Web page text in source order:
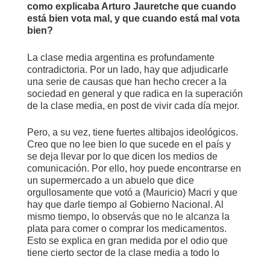
como explicaba Arturo Jauretche que cuando
está bien vota mal, y que cuando está mal vota
bien?
La clase media argentina es profundamente
contradictoria. Por un lado, hay que adjudicarle
una serie de causas que han hecho crecer a la
sociedad en general y que radica en la superación
de la clase media, en post de vivir cada día mejor.
Pero, a su vez, tiene fuertes altibajos ideológicos.
Creo que no lee bien lo que sucede en el país y
se deja llevar por lo que dicen los medios de
comunicación. Por ello, hoy puede encontrarse en
un supermercado a un abuelo que dice
orgullosamente que votó a (Mauricio) Macri y que
hay que darle tiempo al Gobierno Nacional. Al
mismo tiempo, lo observás que no le alcanza la
plata para comer o comprar los medicamentos.
Esto se explica en gran medida por el odio que
tiene cierto sector de la clase media a todo lo